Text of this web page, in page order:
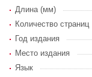
Длина (мм)
Количество страниц
Год издания
Место издания
Язык